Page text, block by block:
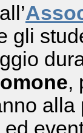
gli
,
alla